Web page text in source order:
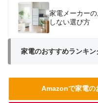
家電メーカー
しない選び方
家電のおすすめランキン
Amazonで家電の